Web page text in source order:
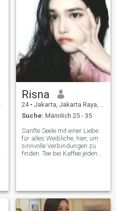
Risna
24 • Jakarta, Jakarta Raya, Indonesien
Suche: Männlich 25 - 35
Sanfte Seele mit einer Liebe
für alles Weibliche, hier, um
sinnvolle Verbindungen zu
finden. Tee bei Kaffee jeden
sanftere Seite des Lebens
schätzt und die kleinen
Freuden teilt.